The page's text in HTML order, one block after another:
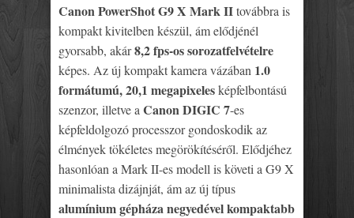
Canon PowerShot G9 X Mark IItovábbra is
kompakt kivitelben készül, ám elődjénél
gyorsabb, akár8,2 fps-os sorozatfelvételre
képes. Az új kompakt kamera vázában 1.0
formátumú, 20,1 megapixelesképfelbontású
szenzor, illetve a Canon DIGIC 7-es
képfeldolgozó processzor gondoskodik az
élmények tökéletes megörökítéséről. Elődjéhez
hasonlóan a Mark II-es modell is követi a G9 X
minimalista dizájnját, ám az új típus
alumínium gépháza negyedével kompaktabb